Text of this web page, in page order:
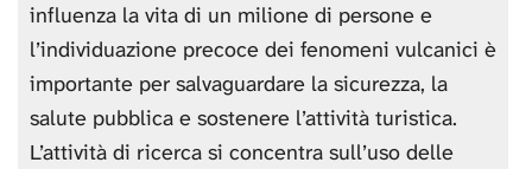
influenza la vita di un milione di persone e
l’individuazione precoce dei fenomeni vulcanici è
importante per salvaguardare la sicurezza, la
salute pubblica e sostenere l’attività turistica.
L’attività di ricerca si concentra sull’uso delle